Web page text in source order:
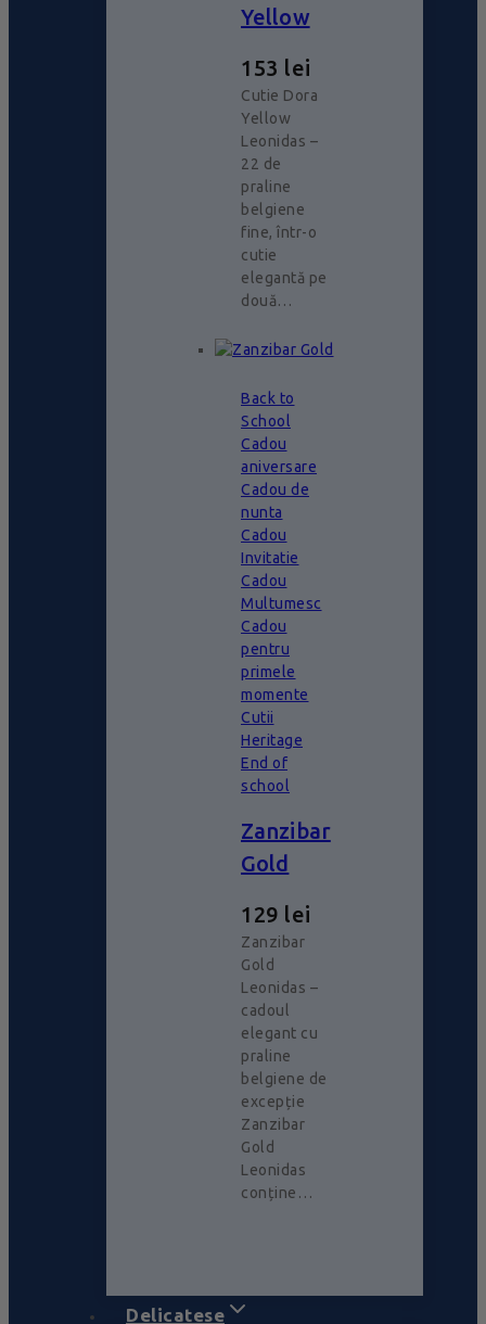
Yellow
153 lei
Cutie Dora
Yellow
Leonidas –
22 de
praline
belgiene
fine, într-o
cutie
elegantă pe
două…
Back to
School
Cadou
aniversare
Cadou de
nunta
Cadou
Invitatie
Cadou
Multumesc
Cadou
pentru
primele
momente
Cutii
Heritage
End of
school
Zanzibar
Gold
129 lei
Zanzibar
Gold
Leonidas –
cadoul
elegant cu
praline
belgiene de
excepție
Zanzibar
Gold
Leonidas
conține…
Delicatese